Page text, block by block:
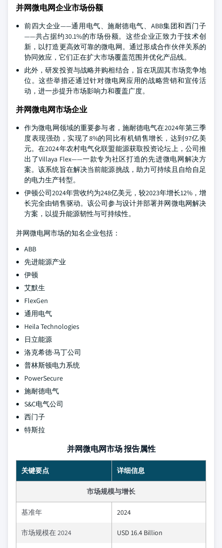
并网微电网企业市场份额
前四大企业——通用电气、施耐德电气、ABB集团和西门子
——共占据约30.1%的市场份额。这些企业正致力于技术创
新，以打造更高效可靠的微电网。通过形成合作伙伴关系的
协同效应，它们正在扩大市场覆盖范围并优化产品线。
此外，研发投资与战略并购相结合，旨在巩固其市场竞争地
位。这些举措还通过针对微电网应用的战略营销和宣传活
动，进一步提升市场影响力和覆盖广度。
并网微电网市场企业
作为微电网领域的重要参与者，施耐德电气在2024年第三季
度表现强劲，实现了8%的同比有机销售增长，达到97亿美
元。在2024年农村电气化联盟能源获取投资论坛上，公司推
出了Villaya Flex——一款专为社区打造的先进微电网解决方
案。该系统旨在解决当前能源挑战，助力可持续且自给自足
的电力生产转型。
伊顿公司2024年营收约为248亿美元，较2023年增长12%，增
长完全由销售驱动。该公司参与设计并部署并网微电网解决
方案，以提升能源韧性与可持续性。
并网微电网市场的知名企业包括：
ABB
先进能源产业
伊顿
艾默生
FlexGen
通用电气
Heila Technologies
日立能源
洛克希德·马丁公司
普林斯顿电力系统
PowerSecure
施耐德电气
S&C电气公司
西门子
特斯拉
并网微电网市场 报告属性
关键要点 详细信息
市场规模与增长
基准年 2024
市场规模在 2024 USD 16.4 Billion